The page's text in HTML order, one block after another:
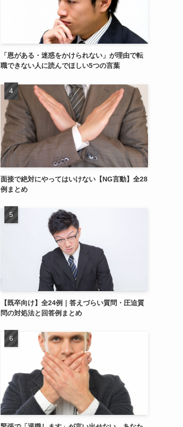
「恩がある・迷惑をかけられない」が理由で転
職できない人に読んでほしい5つの言葉
面接で絶対にやってはいけない【NG言動】全28
例まとめ
【既卒向け】全24例｜答えづらい質問・圧迫質
問の対処法と回答例まとめ